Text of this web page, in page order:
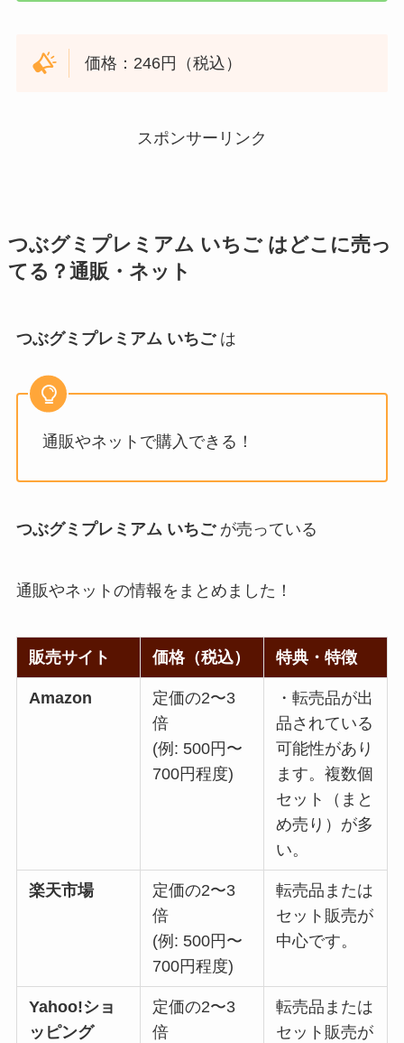
価格：246円（税込）
スポンサーリンク
つぶグミプレミアム いちご はどこに売っ
てる？通販・ネット
つぶグミプレミアム いちご は
通販やネットで購入できる！
つぶグミプレミアム いちご が売っている
通販やネットの情報をまとめました！
販売サイト 価格（税込） 特典・特徴
Amazon
定価の2〜3
倍
(例: 500円〜
700円程度)
・転売品が出
品されている
可能性があり
ます。複数個
セット（まと
め売り）が多
い。
楽天市場
定価の2〜3
倍
(例: 500円〜
700円程度)
転売品または
セット販売が
中心です。
Yahoo!ショ
ッピング
定価の2〜3
倍
転売品または
セット販売が